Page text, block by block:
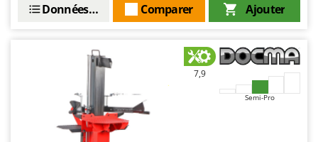
Ajouter
Comparer
Données techniques
7,9
Semi-Pro